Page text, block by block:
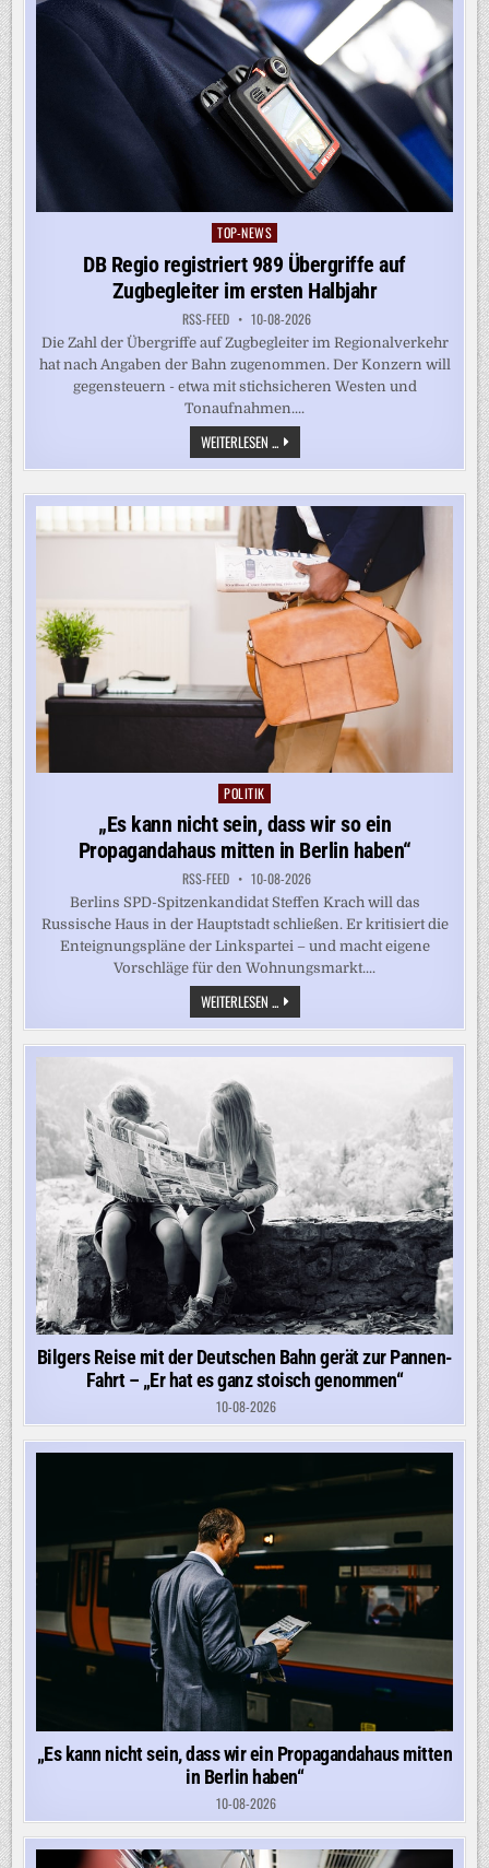
Posted
in
TOP-NEWS
DB Regio registriert 989 Übergriffe auf
Zugbegleiter im ersten Halbjahr
RSS-FEED 10-08-2026
Die Zahl der Übergriffe auf Zugbegleiter im Regionalverkehr
hat nach Angaben der Bahn zugenommen. Der Konzern will
gegensteuern - etwa mit stichsicheren Westen und
Tonaufnahmen....
WEITERLESEN ... DB
REGIO
REGISTRIERT
ÜBERGRIFFE
AUF
ZUGBEGLEITER
ERSTEN
HALBJAHR
Posted
POLITIK
„Es kann nicht sein, dass wir so ein
Propagandahaus mitten in Berlin haben“
RSS-FEED 10-08-2026
Berlins SPD-Spitzenkandidat Steffen Krach will das
Russische Haus in der Hauptstadt schließen. Er kritisiert die
Enteignungspläne der Linkspartei – und macht eigene
Vorschläge für den Wohnungsmarkt....
WEITERLESEN ... „ES
KANN
NICHT
SEIN,
DASS
BERLIN
HABEN“
Bilgers Reise mit der Deutschen Bahn gerät zur Pannen-
Fahrt – „Er hat es ganz stoisch genommen“
10-08-2026
„Es kann nicht sein, dass wir ein Propagandahaus mitten
in Berlin haben“
10-08-2026